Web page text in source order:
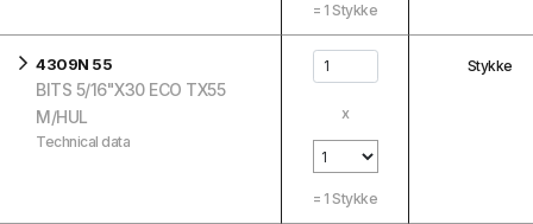
= 1 Stykke
4309N 55
BITS 5/16"X30 ECO TX55
M/HUL
Technical data
x
= 1 Stykke
Stykke